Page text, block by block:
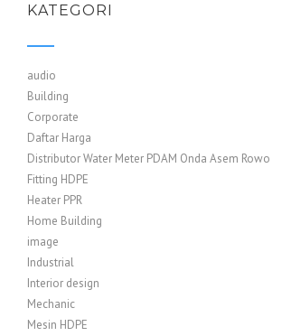
KATEGORI
audio
Building
Corporate
Daftar Harga
Distributor Water Meter PDAM Onda Asem Rowo
Fitting HDPE
Heater PPR
Home Building
image
Industrial
Interior design
Mechanic
Mesin HDPE